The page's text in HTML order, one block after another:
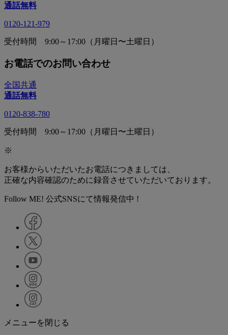
通話無料
0120-121-979
受付時間 9:00～17:00（月曜日〜土曜日）
お電話でのお問い合わせ
全国共通
通話無料
0120-838-780
受付時間 9:00～17:00（月曜日〜土曜日）
※
お客様からいただいたお電話につきましては、
正確な内容確認のために録音させていただいております。
Follow ME! 公式SNSにて情報発信中 !
メニューを閉じる